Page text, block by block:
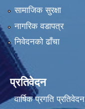
सामाजिक सुरक्षा
नागरिक वडापत्र
निवेदनको ढाँचा
प्रतिवेदन
वार्षिक प्रगति प्रतिवेदन